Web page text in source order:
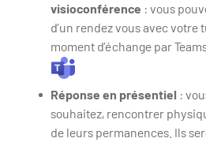
visioconférence : vous
d’un rendez vous avec votre
moment d’échange par
Réponse en présentiel :
souhaitez, rencontrer
de leurs permanences. Ils